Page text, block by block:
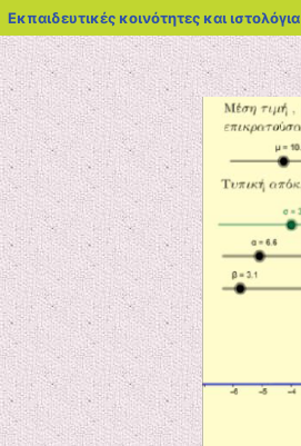
Εκπαιδευτικές κοινότητες και ιστολόγια